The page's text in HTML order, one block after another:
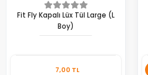
Fit Fly Kapalı Lüx Tül Large (L
Boy)
7,00 TL